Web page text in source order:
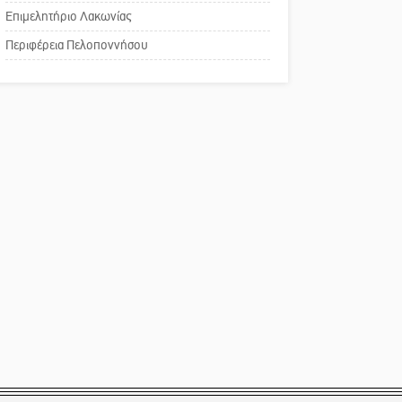
Άγρυπνος φρουρός 2
δεκαετιών το Πυροφυλάκιο
στις Αιγιές
Πού βρίσκεται το ιστορικό
κέντρο της Σπάρτης;
Επιμελητήριο Λακωνίας
Περιφέρεια Πελοποννήσου